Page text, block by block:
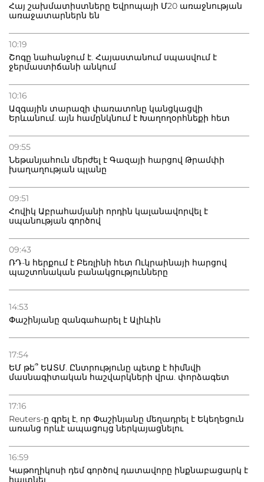
Հայ շախմատիստները Եվրոպայի Մ20 առաջնության
առաջատարներն են
10:19
Շոգը նահանջում է. Հայաստանում սպասվում է
ջերմաստիճանի անկում
10:16
Ազգային տարազի փառատոնը կանցկացվի
Երևանում. այն համընկնում է Խաղողօրհնեքի հետ
09:55
Նեթանյահուն մերժել է Գազայի հարցով Թրամփի
խաղաղության պլանը
09:51
Հովիկ Աբրահամյանի որդին կալանավորվել է
սպանության գործով
09:43
ՌԴ-ն հերքում է Բեռլինի հետ Ուկրաինայի հարցով
պաշտոնական բանակցությունները
14:53
Փաշինյանը զանգահարել է Ալիևին
17:54
ԵՄ թե՞ ԵԱՏՄ. Ընտրությունը պետք է հիմնվի
մասնագիտական հաշվարկների վրա. փորձագետ
17:16
Reuters-ը գրել է, որ Փաշինյանը մեղադրել է Եկեղեցուն
առանց որևէ ապացույց ներկայացնելու
16:59
Կաթողիկոսի դեմ գործով դատավորը ինքնաբացարկ է